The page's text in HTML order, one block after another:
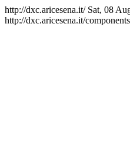
http://dxc.aricesena.it/ Sat, 08
http://dxc.aricesena.it/